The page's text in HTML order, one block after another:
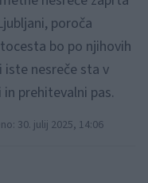
poroča
bo po njihovih
iste nesreče sta v
prehitevalni pas.
30. julij 2025, 14:06